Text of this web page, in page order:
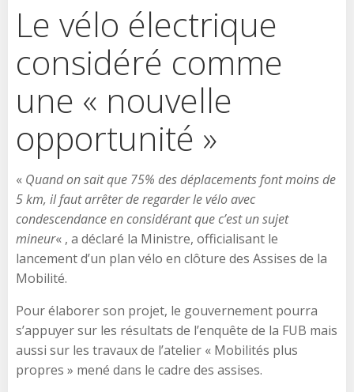
Le vélo électrique
considéré comme
une « nouvelle
opportunité »
« Quand on sait que 75% des déplacements font moins de
5 km, il faut arrêter de regarder le vélo avec
condescendance en considérant que c’est un sujet
mineur« , a déclaré la Ministre, officialisant le
lancement d’un plan vélo en clôture des Assises de la
Mobilité.
Pour élaborer son projet, le gouvernement pourra
s’appuyer sur les résultats de l’enquête de la FUB mais
aussi sur les travaux de l’atelier « Mobilités plus
propres » mené dans le cadre des assises.